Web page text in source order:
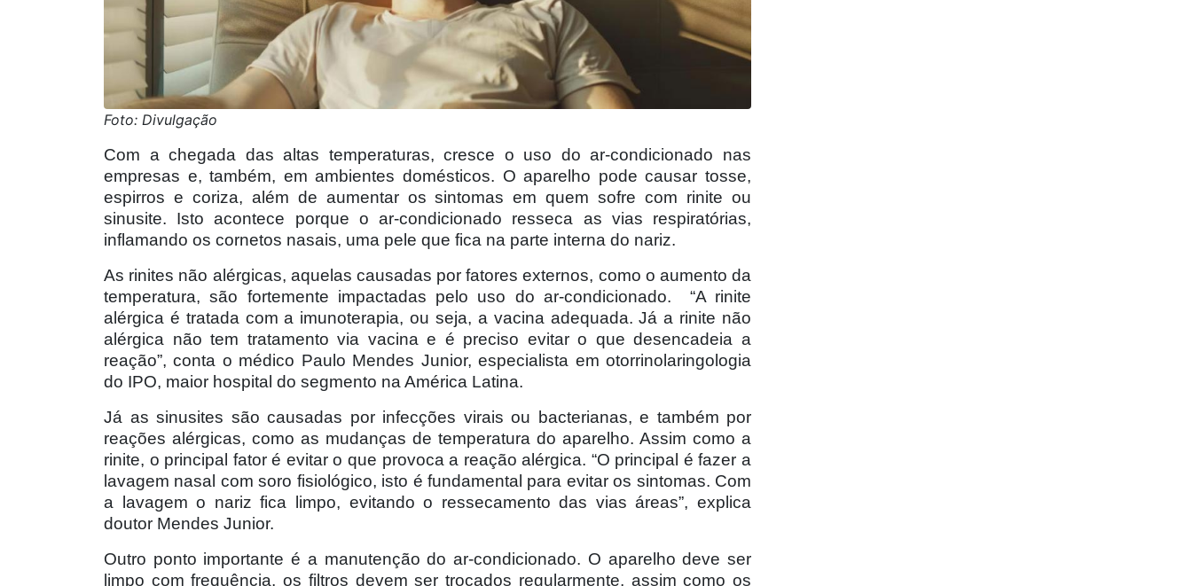
Foto: Divulgação
Com a chegada das altas temperaturas, cresce o uso do ar-condicionado nas
empresas e, também, em ambientes domésticos. O aparelho pode causar tosse,
espirros e coriza, além de aumentar os sintomas em quem sofre com rinite ou
sinusite. Isto acontece porque o ar-condicionado resseca as vias respiratórias,
inflamando os cornetos nasais, uma pele que fica na parte interna do nariz.
As rinites não alérgicas, aquelas causadas por fatores externos, como o aumento da
temperatura, são fortemente impactadas pelo uso do ar-condicionado. “A rinite
alérgica é tratada com a imunoterapia, ou seja, a vacina adequada. Já a rinite não
alérgica não tem tratamento via vacina e é preciso evitar o que desencadeia a
reação”, conta o médico Paulo Mendes Junior, especialista em otorrinolaringologia
do IPO, maior hospital do segmento na América Latina.
Já as sinusites são causadas por infecções virais ou bacterianas, e também por
reações alérgicas, como as mudanças de temperatura do aparelho. Assim como a
rinite, o principal fator é evitar o que provoca a reação alérgica. “O principal é fazer a
lavagem nasal com soro fisiológico, isto é fundamental para evitar os sintomas. Com
a lavagem o nariz fica limpo, evitando o ressecamento das vias áreas”, explica
doutor Mendes Junior.
Outro ponto importante é a manutenção do ar-condicionado. O aparelho deve ser
limpo com frequência, os filtros devem ser trocados regularmente, assim como os